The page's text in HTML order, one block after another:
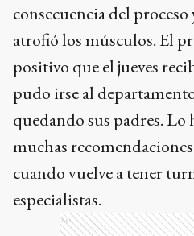
consecuencia del
atrofió los músculos. El
positivo que el jueves
pudo irse al
quedando sus padres. Lo
muchas
cuando vuelve a tener
especialistas.
Ads